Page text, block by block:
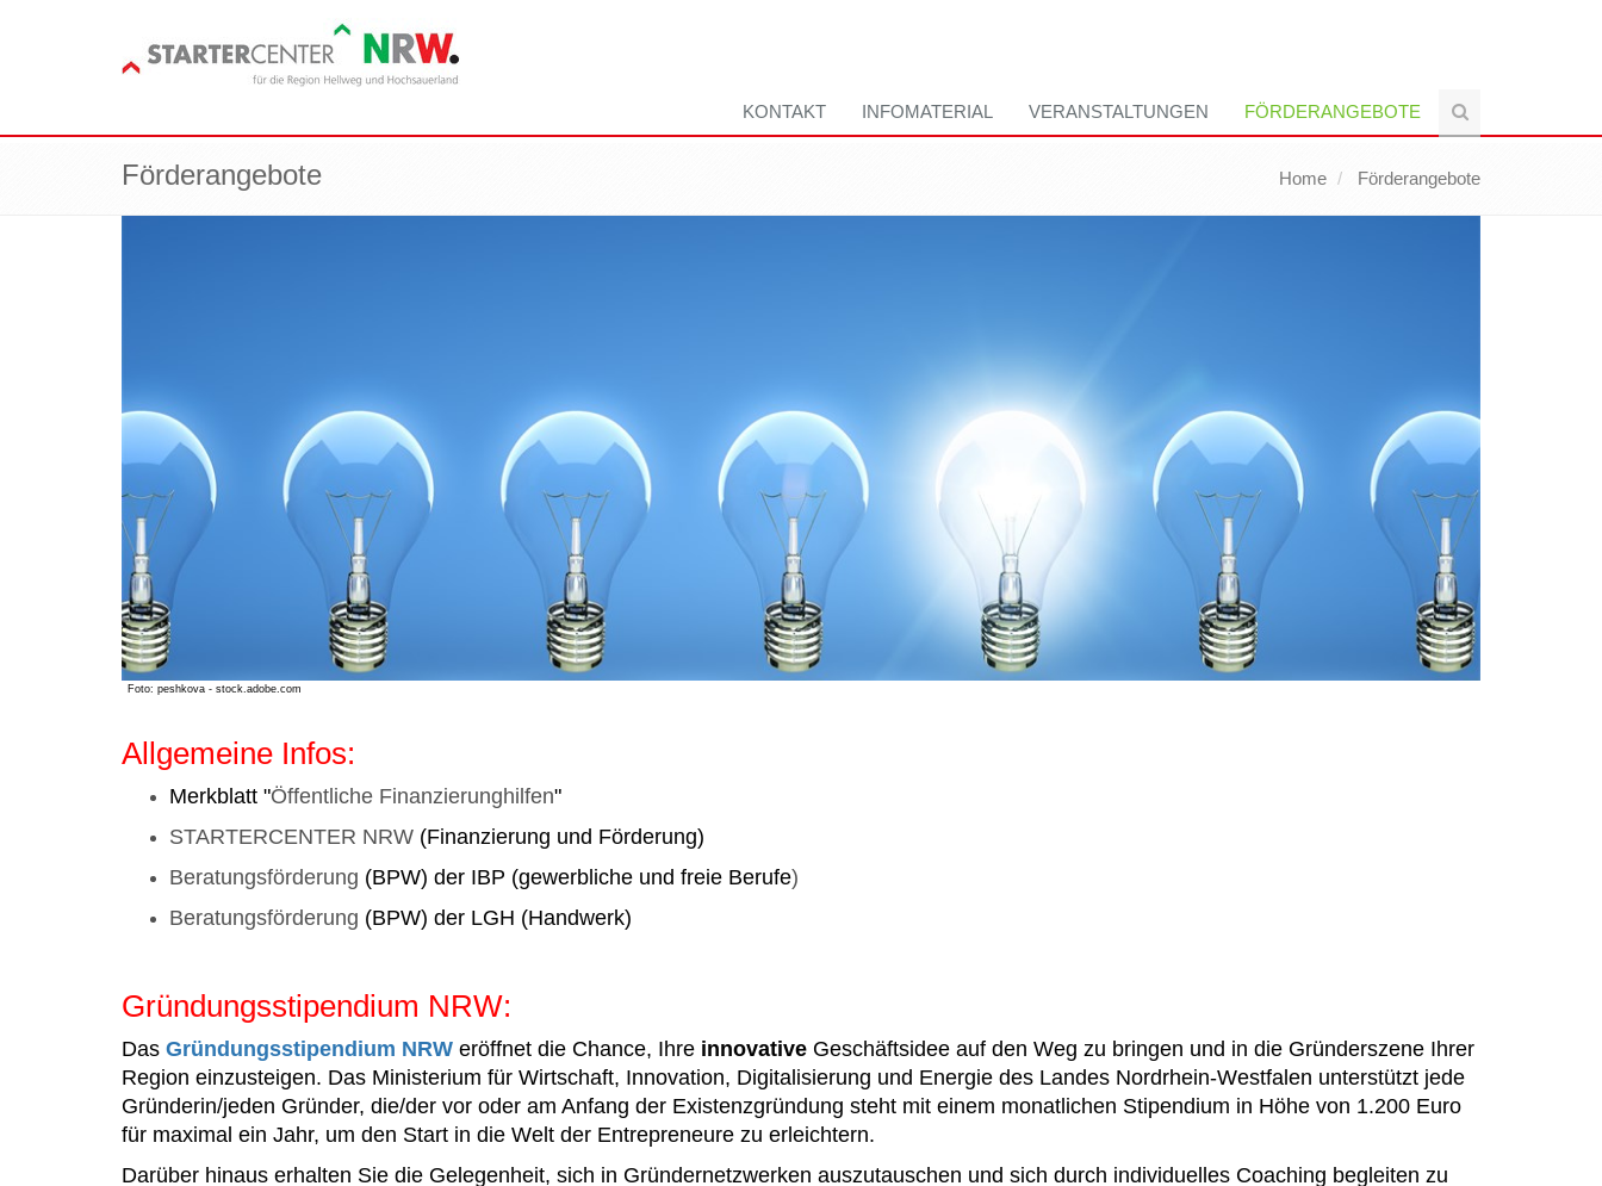
KONTAKT INFOMATERIAL VERANSTALTUNGEN FÖRDERANGEBOTE
Förderangebote Home Förderangebote
Foto: peshkova - stock.adobe.com
Allgemeine Infos:
Merkblatt "Öffentliche Finanzierunghilfen"
STARTERCENTER NRW (Finanzierung und Förderung)
Beratungsförderung (BPW) der IBP (gewerbliche und freie Berufe)
Beratungsförderung (BPW) der LGH (Handwerk)
Gründungsstipendium NRW:
Das Gründungsstipendium NRW eröffnet die Chance, Ihre innovative Geschäftsidee auf den Weg zu bringen und in die Gründerszene Ihrer
Region einzusteigen. Das Ministerium für Wirtschaft, Innovation, Digitalisierung und Energie des Landes Nordrhein-Westfalen unterstützt jede
Gründerin/jeden Gründer, die/der vor oder am Anfang der Existenzgründung steht mit einem monatlichen Stipendium in Höhe von 1.200 Euro
für maximal ein Jahr, um den Start in die Welt der Entrepreneure zu erleichtern.
Darüber hinaus erhalten Sie die Gelegenheit, sich in Gründernetzwerken auszutauschen und sich durch individuelles Coaching begleiten zu